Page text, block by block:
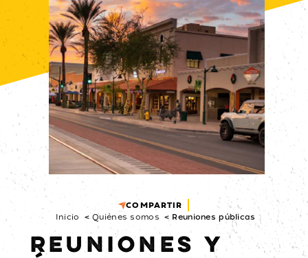
COMPARTIR
Inicio
Quiénes somos Reuniones públicas
REUNIONES Y